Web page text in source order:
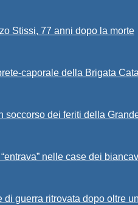
Stissi, 77 anni dopo la morte
caporale della Brigata
soccorso dei feriti della
nelle case dei
guerra ritrovata dopo oltre